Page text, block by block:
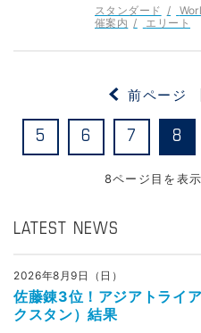
スタンダード
催案内
エリート
8ページ目を表
前ページ
5 6 7 8
LATEST NEWS
2026年8月9日（日）
佐藤錬3位！アジアトライ
クスタン）結果